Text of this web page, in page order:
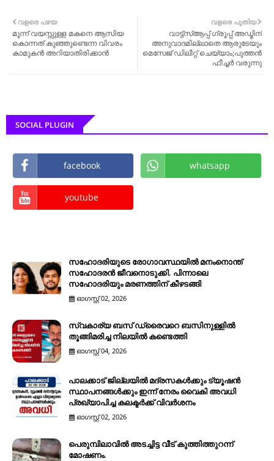
വളരെ പുതിയ
വാട്ട്‌സ്ആപ്പ് ഗ്രൂപ്പ് അഡ്മിന്
അനുവാദമില്ലാതെ ആരുടേയും
മെസേജ് ഡിലീറ്റ് ചെയ്യാം;പുത്തന്‍
ഫീച്ചര്‍ വരുന്നു
വളരെ പഴയ
മൂന്ന് വയസ്സുള്ള മകനെ ആസിയ
കൊന്നത് കുഞ്ഞുണ്ടെന്ന വിവരം
കാമുകൻ അറിയാതിരിക്കാൻ
SOCIAL PLUGIN
facebook whatsapp
youtube
സഹോദരിയുടെ രോഗാവസ്ഥയിൽ മനംനൊന്ത്
സഹോദരൻ ജീവനൊടുക്കി. പിന്നാലെ
സഹോദരിയും മരണത്തിന് കീഴടങ്ങി
ഓഗസ്റ്റ് 02, 2026
സ്വകാര്യ ബസ് ഡ്രൈവറെ ബസിനുള്ളിൽ
തൂങ്ങിമരിച്ച നിലയിൽ കണ്ടെത്തി
ഓഗസ്റ്റ് 04, 2026
പാലക്കാട് ജില്ലയിൽ മദ്രസകൾക്കും ട്യൂഷൻ
സ്ഥാപനങ്ങൾക്കും ഇന്ന് നേരം വൈകി അവധി
പ്രഖ്യാപിച്ച കലക്ടർക്ക് വിവർശനം
ഓഗസ്റ്റ് 02, 2026
പെരുമ്പിലാവിൽ അടച്ചിട്ട വീട് കുത്തിത്തുറന്ന്
മോഷണം.